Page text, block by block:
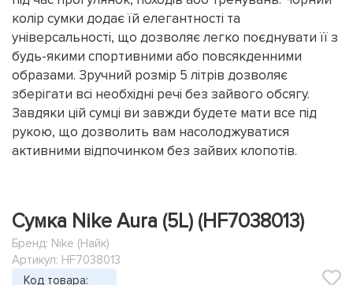
колір сумки додає їй елегантності та
універсальності, що дозволяє легко поєднувати її з
будь-якими спортивними або повсякденними
образами. Зручний розмір 5 літрів дозволяє
зберігати всі необхідні речі без зайвого обсягу.
Завдяки цій сумці ви завжди будете мати все під
рукою, що дозволить вам насолоджуватися
активними відпочинком без зайвих клопотів.
Сумка Nike Aura (5L) (HF7038013)
Бренд: Nike (Найк)
Артикул: HF7038013
Код товара: